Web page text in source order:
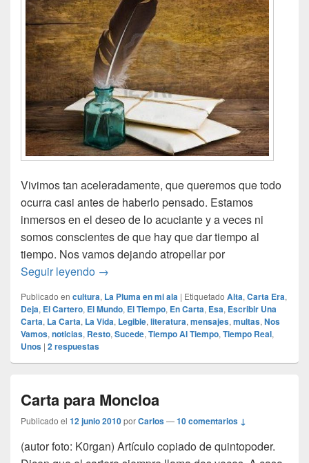
Vivimos tan aceleradamente, que queremos que todo
ocurra casi antes de haberlo pensado. Estamos
inmersos en el deseo de lo acuciante y a veces ni
somos conscientes de que hay que dar tiempo al
tiempo. Nos vamos dejando atropellar por
Seguir leyendo Inmediatez
→
Publicado en cultura, La Pluma en mi ala | Etiquetado Alta, Carta Era,
Deja, El Cartero, El Mundo, El Tiempo, En Carta, Esa, Escribir Una
Carta, La Carta, La Vida, Legible, literatura, mensajes, multas, Nos
Vamos, noticias, Resto, Sucede, Tiempo Al Tiempo, Tiempo Real,
Unos | 2respuestas
Carta para Moncloa
Publicado el 12 junio 2010porCarlos—10 comentarios ↓
(autor foto: K0rgan) Artículo copiado de quintopoder.